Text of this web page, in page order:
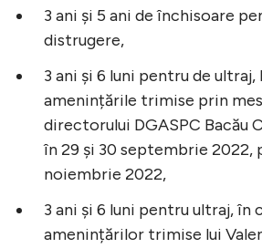
3 ani și 5 ani de închisoare
distrugere,
3 ani și 6 luni pentru de ultraj,
amenințările trimise prin
directorului DGASPC Bacău
în 29 și 30 septembrie 2022,
noiembrie 2022,
3 ani și 6 luni pentru ultraj, în
amenințărilor trimise lui